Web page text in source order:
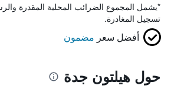
*يشمل المجموع الضرائب المحلية المقدرة
تسجيل المغادرة.
أفضل سعر مضمون
حول هيلتون جدة